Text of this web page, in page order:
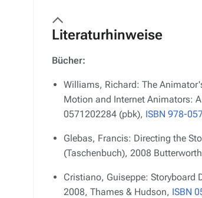
Literaturhinweise
Bücher:
Williams, Richard: The
Motion and Internet Animators:
0571202284 (pbk), ISBN 978-
Glebas, Francis: Directing the
(Taschenbuch), 2008
Cristiano, Guiseppe: Storyboard
2008, Thames & Hudson, ISBN